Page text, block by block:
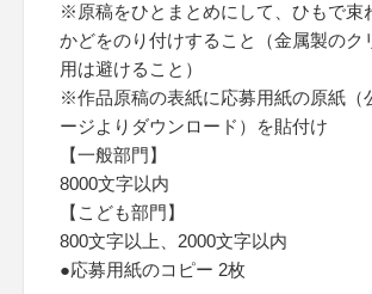
※原稿をひとまとめにして、ひもで束
かどをのり付けすること（金属製のク
用は避けること）
※作品原稿の表紙に応募用紙の原紙（
ージよりダウンロード）を貼付け
【一般部門】
8000文字以内
【こども部門】
800文字以上、2000文字以内
●応募用紙のコピー 2枚